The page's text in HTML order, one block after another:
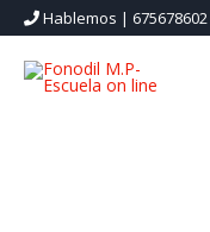
Hablemos | 675678602